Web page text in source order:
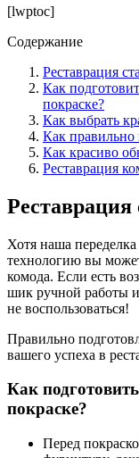
[lwptoc]
Содержание
Реставрация
Как
покраске?
Как выбрать
Как правильно
Как красиво
Реставрация
Реставрация
Хотя наша переделка
технологию вы
комода. Если есть
шик ручной работы
не воспользоваться!
Правильно
вашего успеха в
Как
покраске?
Перед